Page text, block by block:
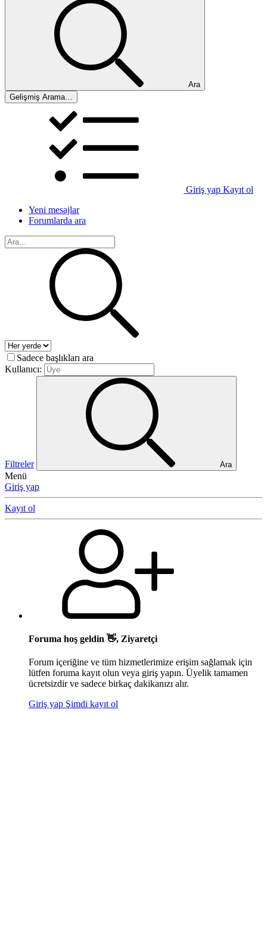
Ara
Gelişmiş Arama…
Giriş yap Kayıt ol
Yeni mesajlar
Forumlarda ara
Sadece başlıkları ara
Kullanıcı:
Filtreler Ara
Menü
Giriş yap
Kayıt ol
Foruma hoş geldin 👋, Ziyaretçi
Forum içeriğine ve tüm hizmetlerimize erişim sağlamak için
lütfen foruma kayıt olun veya giriş yapın. Üyelik tamamen
ücretsizdir ve sadece birkaç dakikanızı alır.
Giriş yap Şimdi kayıt ol